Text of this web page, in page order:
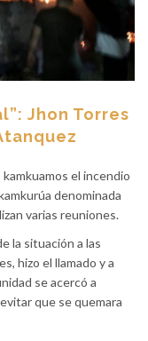
Jhon Torres
el incendio
denominada
varias reuniones.
la situación a las
hizo el llamado y a
se acercó a
que se quemara